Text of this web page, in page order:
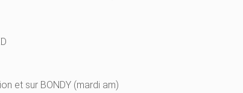
et sur BONDY (mardi am)